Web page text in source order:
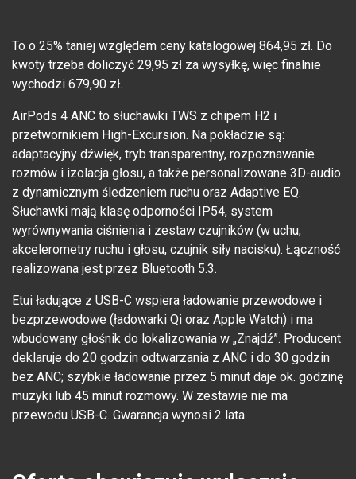
To o 25% taniej względem ceny katalogowej 864,95 zł. Do
kwoty trzeba doliczyć 29,95 zł za wysyłkę, więc finalnie
wychodzi 679,90 zł.
AirPods 4 ANC to słuchawki TWS z chipem H2 i
przetwornikiem High-Excursion. Na pokładzie są:
adaptacyjny dźwięk, tryb transparentny, rozpoznawanie
rozmów i izolacja głosu, a także personalizowane 3D-audio
z dynamicznym śledzeniem ruchu oraz Adaptive EQ.
Słuchawki mają klasę odporności IP54, system
wyrównywania ciśnienia i zestaw czujników (w uchu,
akcelerometry ruchu i głosu, czujnik siły nacisku). Łączność
realizowana jest przez Bluetooth 5.3.
Etui ładujące z USB-C wspiera ładowanie przewodowe i
bezprzewodowe (ładowarki Qi oraz Apple Watch) i ma
wbudowany głośnik do lokalizowania w „Znajdź”. Producent
deklaruje do 20 godzin odtwarzania z ANC i do 30 godzin
bez ANC; szybkie ładowanie przez 5 minut daje ok. godzinę
muzyki lub 45 minut rozmowy. W zestawie nie ma
przewodu USB-C. Gwarancja wynosi 2 lata.